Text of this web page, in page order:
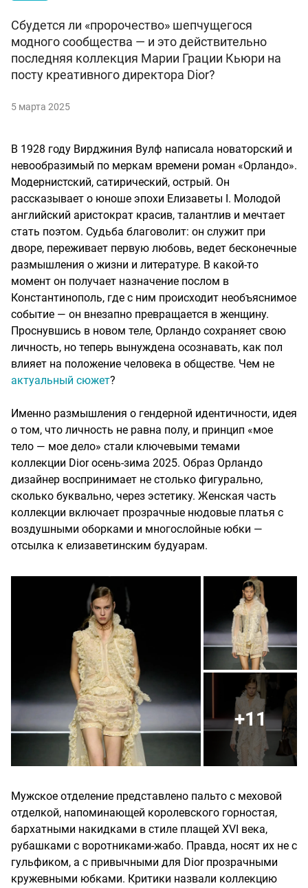
Сбудется ли «пророчество» шепчущегося
модного сообщества — и это действительно
последняя коллекция Марии Грации Кьюри на
посту креативного директора Dior?
5 марта 2025
В 1928 году Вирджиния Вулф написала новаторский и
невообразимый по меркам времени роман «Орландо».
Модернистский, сатирический, острый. Он
рассказывает о юноше эпохи Елизаветы I. Молодой
английский аристократ красив, талантлив и мечтает
стать поэтом. Судьба благоволит: он служит при
дворе, переживает первую любовь, ведет бесконечные
размышления о жизни и литературе. В какой-то
момент он получает назначение послом в
Константинополь, где с ним происходит необъяснимое
событие — он внезапно превращается в женщину.
Проснувшись в новом теле, Орландо сохраняет свою
личность, но теперь вынуждена осознавать, как пол
влияет на положение человека в обществе. Чем не
актуальный сюжет?
Именно размышления о гендерной идентичности, идея
о том, что личность не равна полу, и принцип «мое
тело — мое дело» стали ключевыми темами
коллекции Dior осень-зима 2025. Образ Орландо
дизайнер воспринимает не столько фигурально,
сколько буквально, через эстетику. Женская часть
коллекции включает прозрачные нюдовые платья с
воздушными оборками и многослойные юбки —
отсылка к елизаветинским будуарам.
+11
Мужское отделение представлено пальто с меховой
отделкой, напоминающей королевского горностая,
бархатными накидками в стиле плащей XVI века,
рубашками с воротниками-жабо. Правда, носят их не с
гульфиком, а с привычными для Dior прозрачными
кружевными юбками. Критики назвали коллекцию